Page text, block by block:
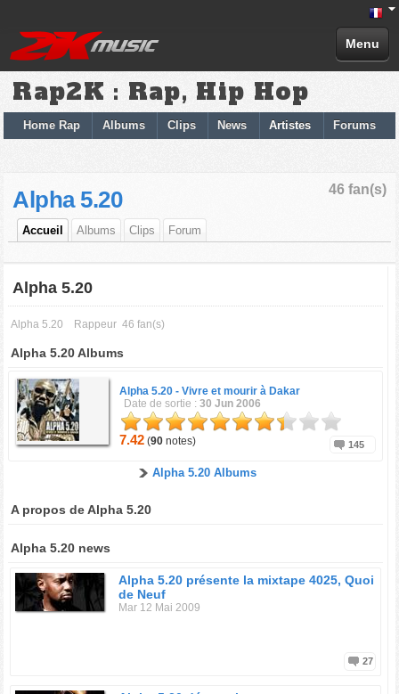
Menu
Rap2K : Rap, Hip Hop
Home Rap Albums Clips News Artistes Forums
46 fan(s)
Alpha 5.20
Accueil Albums Clips Forum
Alpha 5.20
Alpha 5.20 Rappeur 46 fan(s)
Alpha 5.20 Albums
Alpha 5.20 -Vivre et mourir à Dakar
Date de sortie :30 Jun 2006
7.42 (90 notes) 145
Alpha 5.20 Albums
A propos de Alpha 5.20
Alpha 5.20 news
Alpha 5.20 présente la mixtape 4025, Quoi
de Neuf
Mar 12 Mai 2009
27